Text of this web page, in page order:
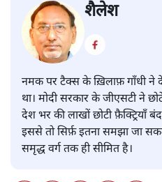
शैलेश
नमक पर टैक्स के ख़िलाफ़ गाँधी ने
था। मोदी सरकार के जीएसटी ने
देश भर की लाखों छोटी फ़ैक्ट्रियाँ
इससे तो सिर्फ़ इतना समझा जा
समृद्ध वर्ग तक ही सीमित है।